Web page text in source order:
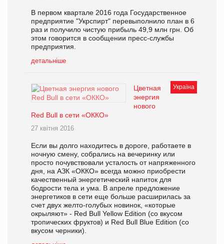
В первом квартале 2016 года Государственное
предприятие "Укрспирт" перевыполнило план в 6
раз и получило чистую прибыль 49,9 млн грн. Об
этом говорится в сообщении пресс-службы
предприятия.
детальніше
Україна
Цветная
энергия
нового
Red Bull в сети «ОККО»
27 квітня 2016
Если вы долго находитесь в дороге, работаете в
ночную смену, собрались на вечеринку или
просто почувствовали усталость от напряженного
дня, на АЗК «ОККО» всегда можно приобрести
качественный энергетический напиток для
бодрости тела и ума. В апреле предложение
энергетиков в сети еще больше расширилась за
счет двух желто-голубых новинок, «которые
окрыляют» - Red Bull Yellow Edition (со вкусом
тропических фруктов) и Red Bull Blue Edition (со
вкусом черники).